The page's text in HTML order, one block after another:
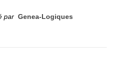
par Genea-Logiques